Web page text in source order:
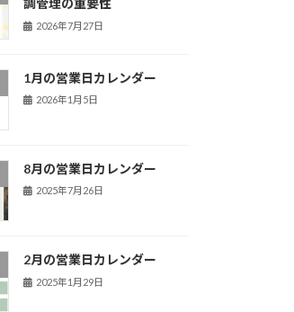
調管理の重要性
2026年7月27日
1月の営業日カレンダー
2026年1月5日
8月の営業日カレンダー
2025年7月26日
2月の営業日カレンダー
2025年1月29日